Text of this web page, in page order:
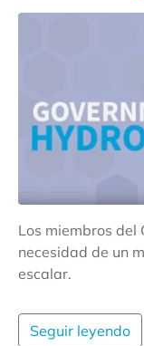
Los miembros del
necesidad de un
escalar.
Seguir leyendo